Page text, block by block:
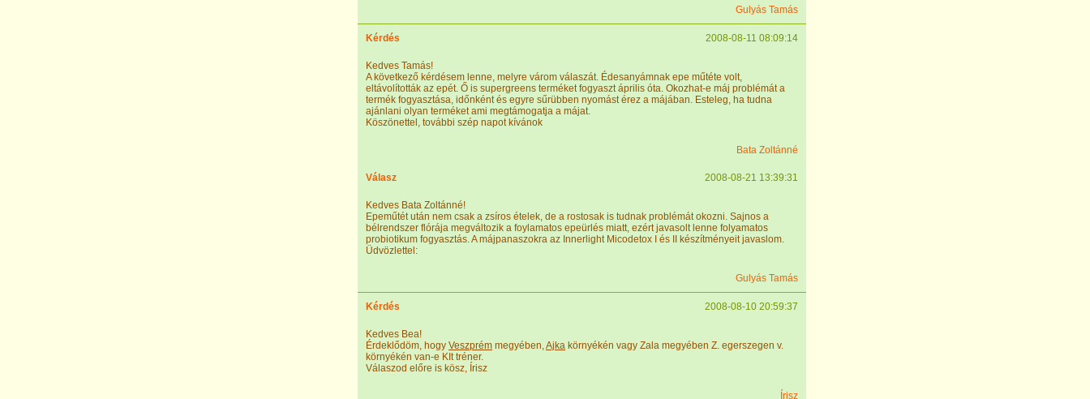
Gulyás Tamás
Kérdés 2008-08-11 08:09:14
Kedves Tamás!
A következő kérdésem lenne, melyre várom válaszát. Édesanyámnak epe műtéte volt,
eltávolították az epét. Ő is supergreens terméket fogyaszt április óta. Okozhat-e máj problémát a
termék fogyasztása, időnként és egyre sűrübben nyomást érez a májában. Esteleg, ha tudna
ajánlani olyan terméket ami megtámogatja a májat.
Köszönettel, további szép napot kívánok
Bata Zoltánné
Válasz 2008-08-21 13:39:31
Kedves Bata Zoltánné!
Epeműtét után nem csak a zsíros ételek, de a rostosak is tudnak problémát okozni. Sajnos a
bélrendszer flórája megváltozik a foylamatos epeürlés miatt, ezért javasolt lenne folyamatos
probiotikum fogyasztás. A májpanaszokra az Innerlight Micodetox I és II készítményeit javaslom.
Üdvözlettel:
Gulyás Tamás
Kérdés 2008-08-10 20:59:37
Kedves Bea!
Érdeklődöm, hogy Veszprém megyében,Ajka környékén vagy Zala megyében Z. egerszegen v.
környékén van-e KIt tréner.
Válaszod előre is kösz, Írisz
Írisz